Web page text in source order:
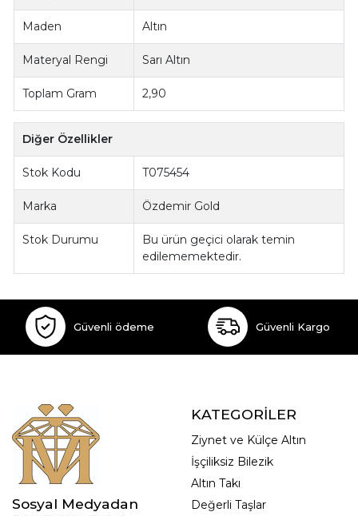
Maden Altın
Materyal Rengi Sarı Altın
Toplam Gram 2,90
Diğer Özellikler
Stok Kodu T075454
Marka Özdemir Gold
Stok Durumu
Bu ürün geçici olarak temin
edilememektedir.
Güvenli ödeme Güvenli Kargo
Sosyal Medyadan
KATEGORİLER
Ziynet ve Külçe Altın
İşçiliksiz Bilezik
Altın Takı
Değerli Taşlar